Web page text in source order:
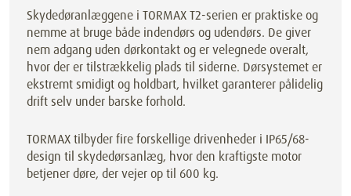
Skydedøranlæggene i TORMAX T2-serien er praktiske og
nemme at bruge både indendørs og udendørs. De giver
nem adgang uden dørkontakt og er velegnede overalt,
hvor der er tilstrækkelig plads til siderne. Dørsystemet er
ekstremt smidigt og holdbart, hvilket garanterer pålidelig
drift selv under barske forhold.
TORMAX tilbyder fire forskellige drivenheder i IP65/68-
design til skydedørsanlæg, hvor den kraftigste motor
betjener døre, der vejer op til 600 kg.